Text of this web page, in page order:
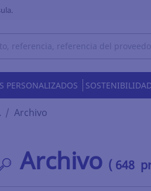
PERSONALIZADOS SOSTENIBILIDAD
Archivo
Archivo ( 648